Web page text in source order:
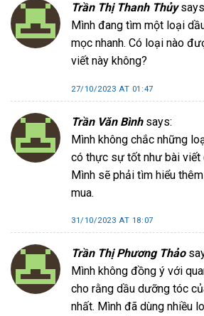
Trần Thị Thanh Thủy
Mình đang tìm một loại
mọc nhanh. Có loại nào
viết này không?
27/10/2023 AT 01:47
Trần Văn Bình says:
Mình không chắc những
có thực sự tốt như bài viết
Mình sẽ phải tìm hiểu
mua.
31/10/2023 AT 18:07
Trần Thị Phương Thảo
Mình không đồng ý với
cho rằng dầu dưỡng tóc
nhất. Mình đã dùng nhiều